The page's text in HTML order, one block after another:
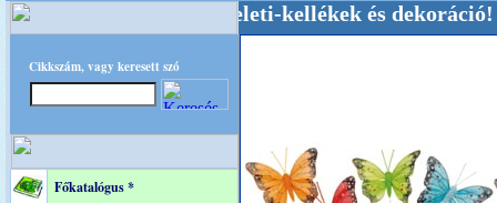
Cikkszám, vagy keresett szó
Főkatalógus *
, Kegyeleti-kellékek és dekoráció!